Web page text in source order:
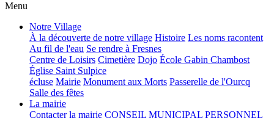
Menu
Notre Village
À la découverte de notre village Histoire Les noms racontent
Au fil de l'eau Se rendre à Fresnes
Centre de Loisirs Cimetière Dojo École Gabin Chambost
Église Saint Sulpice
écluse Mairie Monument aux Morts Passerelle de l'Ourcq
Salle des fêtes
La mairie
Contacter la mairie CONSEIL MUNICIPAL PERSONNEL